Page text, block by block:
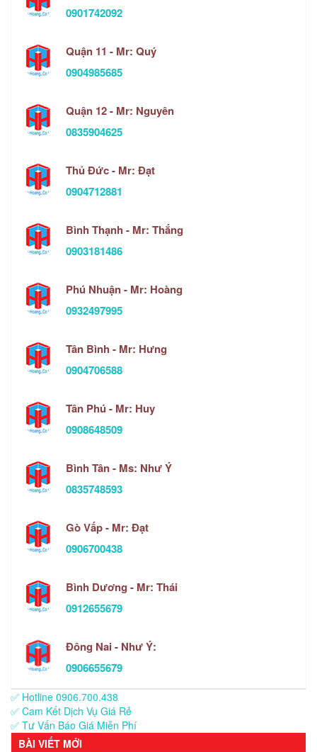
0901742092
Quận 11 - Mr: Quý
0904985685
Quận 12 - Mr: Nguyên
0835904625
Thủ Đức - Mr: Đạt
0904712881
Bình Thạnh - Mr: Thắng
0903181486
Phú Nhuận - Mr: Hoàng
0932497995
Tân Bình - Mr: Hưng
0904706588
Tân Phú - Mr: Huy
0908648509
Bình Tân - Ms: Như Ý
0835748593
Gò Vấp - Mr: Đạt
0906700438
Bình Dương - Mr: Thái
0912655679
Đông Nai - Như Ý:
0906655679
✅ Hotline 0906.700.438
✅ Cam Kết Dịch Vụ Giá Rẻ
✅ Tư Vấn Báo Giá Miễn Phí
BÀI VIẾT MỚI